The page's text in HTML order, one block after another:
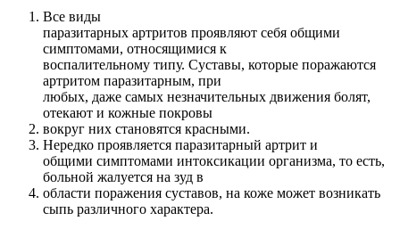
Все виды
паразитарных артритов проявляют себя общими
симптомами, относящимися к
воспалительному типу. Суставы, которые поражаются
артритом паразитарным, при
любых, даже самых незначительных движения болят,
отекают и кожные покровы
вокруг них становятся красными.
Нередко проявляется паразитарный артрит и
общими симптомами интоксикации организма, то есть,
больной жалуется на зуд в
области поражения суставов, на коже может возникать
сыпь различного характера.